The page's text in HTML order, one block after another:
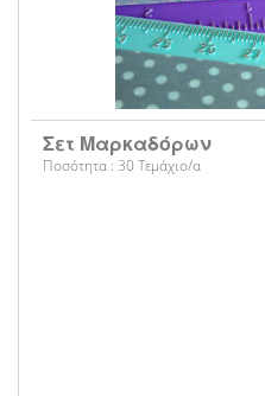
Σετ Μαρκαδόρων
Ποσότητα : 30 Τεμάχιο/α